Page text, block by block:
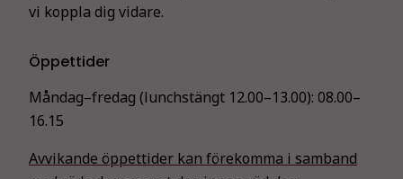
vi koppla dig vidare.
Öppettider
Måndag–fredag (lunchstängt 12.00–13.00): 08.00–
16.15
Avvikande öppettider kan förekomma i samband